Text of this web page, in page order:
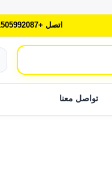
اتصل +971505992087
تواصل معنا